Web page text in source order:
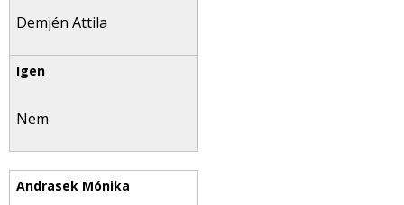
Demjén Attila
Nem